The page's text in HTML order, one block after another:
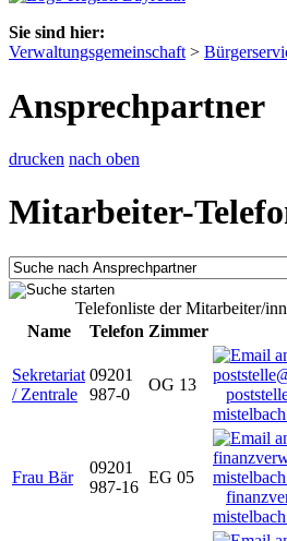
Sie sind hier:
Verwaltungsgemeinschaft >
Ansprechpartner
drucken nach oben
Mitarbeiter-
Telefonliste der Mitarbeiter/
Name
Telefon Zimmer
Sekretariat
/ Zentrale
09201
987-0
OG 13
Frau Bär
09201
987-16
EG 05